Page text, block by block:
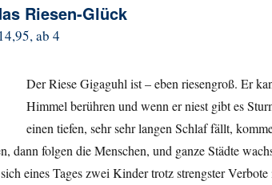
Riesen-Glück
ab 4
Der Riese Gigaguhl ist – eben riesengroß. Er
Himmel berühren und wenn er niest gibt es
einen tiefen, sehr sehr langen Schlaf fällt,
dann folgen die Menschen, und ganze Städte
eines Tages zwei Kinder trotz strengster